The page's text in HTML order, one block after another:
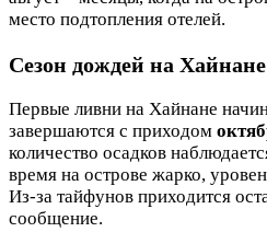
место подтопления отелей.
Сезон дождей на Хайнане
Первые ливни на Хайнане
завершаются с приходом
количество осадков
время на острове жарко,
Из-за тайфунов приходится
сообщение.